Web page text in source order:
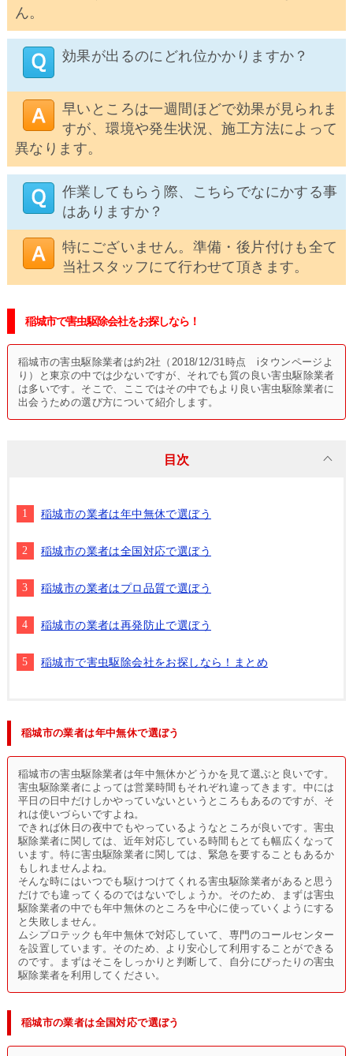
ん。
効果が出るのにどれ位かかりますか？
早いところは一週間ほどで効果が見られま
すが、環境や発生状況、施工方法によって
異なります。
作業してもらう際、こちらでなにかする事
はありますか？
特にございません。準備・後片付けも全て
当社スタッフにて行わせて頂きます。
稲城市で害虫駆除会社をお探しなら！
稲城市の害虫駆除業者は約2社（2018/12/31時点 iタウンページよ
り）と東京の中では少ないですが、それでも質の良い害虫駆除業者
は多いです。そこで、ここではその中でもより良い害虫駆除業者に
出会うための選び方について紹介します。
目次
稲城市の業者は年中無休で選ぼう
稲城市の業者は全国対応で選ぼう
稲城市の業者はプロ品質で選ぼう
稲城市の業者は再発防止で選ぼう
稲城市で害虫駆除会社をお探しなら！まとめ
稲城市の業者は年中無休で選ぼう
稲城市の害虫駆除業者は年中無休かどうかを見て選ぶと良いです。
害虫駆除業者によっては営業時間もそれぞれ違ってきます。中には
平日の日中だけしかやっていないというところもあるのですが、そ
れは使いづらいですよね。
できれば休日の夜中でもやっているようなところが良いです。害虫
駆除業者に関しては、近年対応している時間もとても幅広くなって
います。特に害虫駆除業者に関しては、緊急を要することもあるか
もしれませんよね。
そんな時にはいつでも駆けつけてくれる害虫駆除業者があると思う
だけでも違ってくるのではないでしょうか。そのため、まずは害虫
駆除業者の中でも年中無休のところを中心に使っていくようにする
と失敗しません。
ムシプロテックも年中無休で対応していて、専門のコールセンター
を設置しています。そのため、より安心して利用することができる
のです。まずはそこをしっかりと判断して、自分にぴったりの害虫
駆除業者を利用してください。
稲城市の業者は全国対応で選ぼう